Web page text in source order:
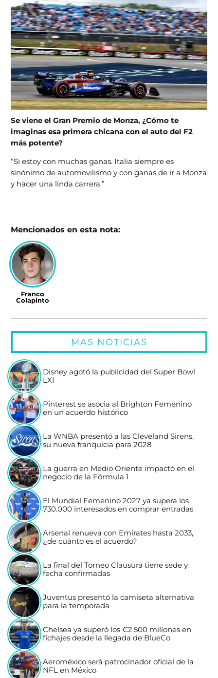
Se viene el Gran Premio de Monza, ¿Cómo te
imaginas esa primera chicana con el auto del F2
más potente?
“Si estoy con muchas ganas. Italia siempre es
sinónimo de automovilismo y con ganas de ir a Monza
y hacer una linda carrera.”
Mencionados en esta nota:
Franco
Colapinto
MÁS NOTICIAS
Disney agotó la publicidad del Super Bowl
LXI
Pinterest se asocia al Brighton Femenino
en un acuerdo histórico
La WNBA presentó a las Cleveland Sirens,
su nueva franquicia para 2028
La guerra en Medio Oriente impactó en el
negocio de la Fórmula 1
El Mundial Femenino 2027 ya supera los
730.000 interesados en comprar entradas
Arsenal renueva con Emirates hasta 2033,
¿de cuánto es el acuerdo?
La final del Torneo Clausura tiene sede y
fecha confirmadas
Juventus presentó la camiseta alternativa
para la temporada
Chelsea ya superó los €2.500 millones en
fichajes desde la llegada de BlueCo
Aeroméxico será patrocinador oficial de la
NFL en México